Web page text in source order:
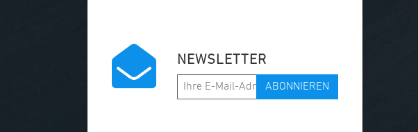
NEWSLETTER
ABONNIEREN